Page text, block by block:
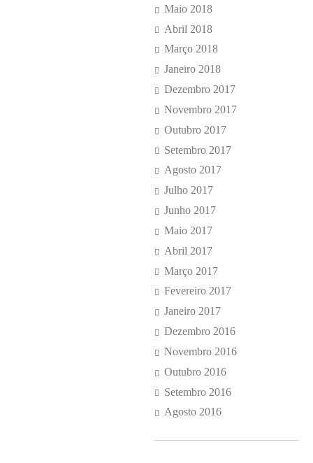
Maio 2018
Abril 2018
Março 2018
Janeiro 2018
Dezembro 2017
Novembro 2017
Outubro 2017
Setembro 2017
Agosto 2017
Julho 2017
Junho 2017
Maio 2017
Abril 2017
Março 2017
Fevereiro 2017
Janeiro 2017
Dezembro 2016
Novembro 2016
Outubro 2016
Setembro 2016
Agosto 2016